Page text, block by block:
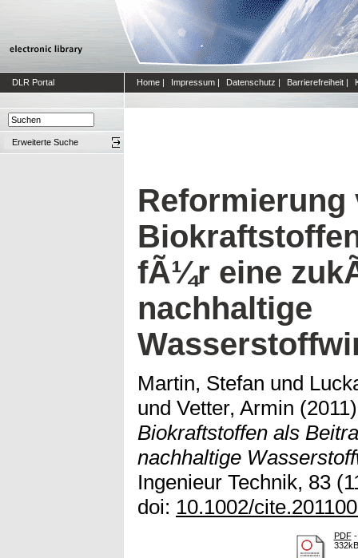
DLR Portal Home | Impressum | Datenschutz | Barrierefreiheit |
Erweiterte Suche
Reformierung
fÃ¼r eine
nachhaltige
Martin, Stefan und
und Vetter, Armin
Biokraftstoffen als
nachhaltige
Ingenieur Technik, 83
doi: 10.1002/
PDF-
332kB